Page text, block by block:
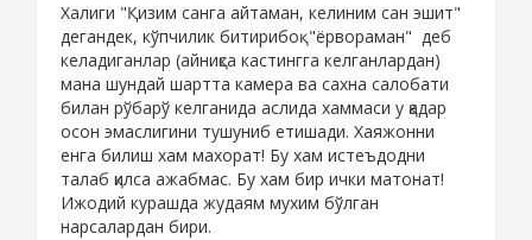
Халиги "Қизим санга айтаман, келиним сан эшит"
дегандек, кўпчилик битирибоқ "ёрвораман" деб
келадиганлар (айниқса кастингга келганлардан)
мана шундай шартта камера ва сахна салобати
билан рўбарў келганида аслида хаммаси у қадар
осон эмаслигини тушуниб етишади. Хаяжонни
енга билиш хам махорат! Бу хам истеъдодни
талаб қилса ажабмас. Бу хам бир ички матонат!
Ижодий курашда жудаям мухим бўлган
нарсалардан бири.